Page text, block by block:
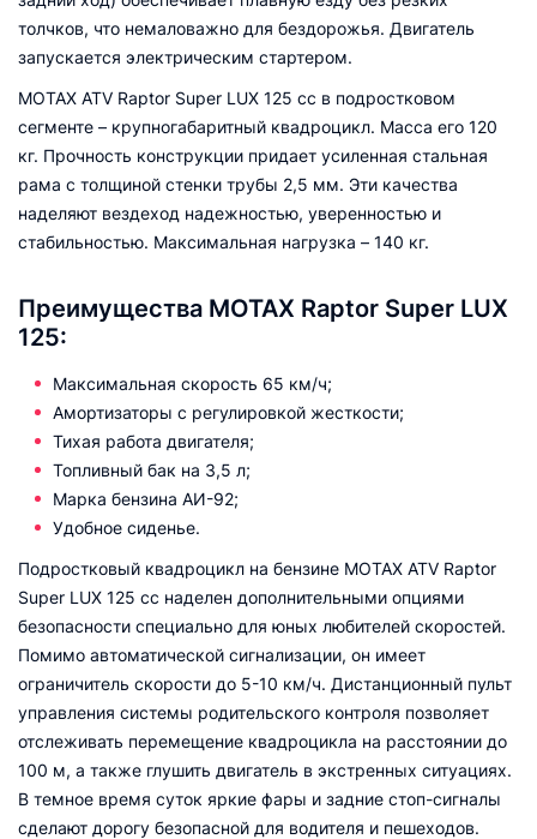
толчков, что немаловажно для бездорожья. Двигатель
запускается электрическим стартером.
MOTAX ATV Raptor Super LUX 125 сс в подростковом
сегменте – крупногабаритный квадроцикл. Масса его 120
кг. Прочность конструкции придает усиленная стальная
рама с толщиной стенки трубы 2,5 мм. Эти качества
наделяют вездеход надежностью, уверенностью и
стабильностью. Максимальная нагрузка – 140 кг.
Преимущества MOTAX Raptor Super LUX
125:
Максимальная скорость 65 км/ч;
Амортизаторы с регулировкой жесткости;
Тихая работа двигателя;
Топливный бак на 3,5 л;
Марка бензина АИ-92;
Удобное сиденье.
Подростковый квадроцикл на бензине MOTAX ATV Raptor
Super LUX 125 сс наделен дополнительными опциями
безопасности специально для юных любителей скоростей.
Помимо автоматической сигнализации, он имеет
ограничитель скорости до 5-10 км/ч. Дистанционный пульт
управления системы родительского контроля позволяет
отслеживать перемещение квадроцикла на расстоянии до
100 м, а также глушить двигатель в экстренных ситуациях.
В темное время суток яркие фары и задние стоп-сигналы
сделают дорогу безопасной для водителя и пешеходов.